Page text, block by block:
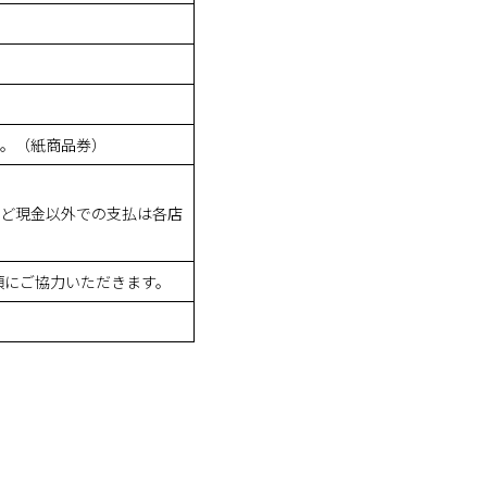
紙商品券）
現金以外での支払は各店
ご協力いただきます。